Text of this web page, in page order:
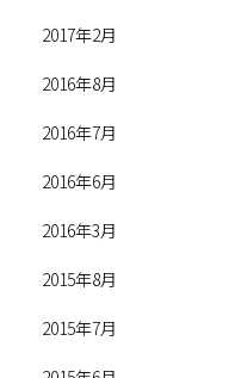
2017年2月
2016年8月
2016年7月
2016年6月
2016年3月
2015年8月
2015年7月